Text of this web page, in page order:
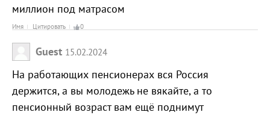
миллион под матрасом
Имя Цитировать 0
Guest 15.02.2024
На работающих пенсионерах вся Россия
держится, а вы молодежь не вякайте, а то
пенсионный возраст вам ещё поднимут